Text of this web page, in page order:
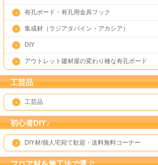
有孔ボード・有孔用金具フック
集成材（ラジアタパイン・アカシア）
DIY
アウトレット建材屋の変わり種な有孔ボード
工芸品
工芸品
初心者DIY♪
DIY材/個人宅宛て歓迎・送料無料コーナー